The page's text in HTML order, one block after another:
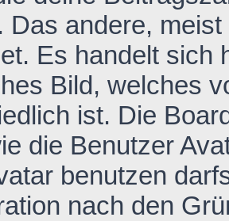
Das andere,
Es handelt sich
Bild, welches
ist. Die
die Benutzer
benutzen
nach den